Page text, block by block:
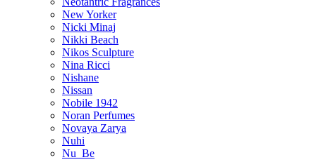
New Yorker
Nicki Minaj
Nikki Beach
Nikos Sculpture
Nina Ricci
Nishane
Nissan
Nobile 1942
Noran Perfumes
Novaya Zarya
Nuhi
Nu_Be